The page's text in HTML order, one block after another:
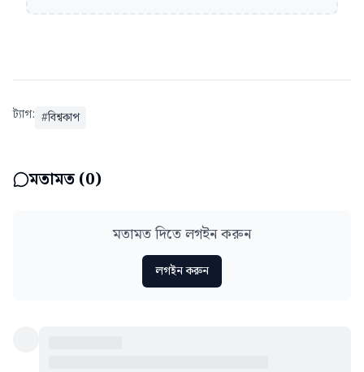
ট্যাগ: #বিশ্বকাপ
মতামত (0)
মতামত দিতে লগইন করুন
লগইন করুন